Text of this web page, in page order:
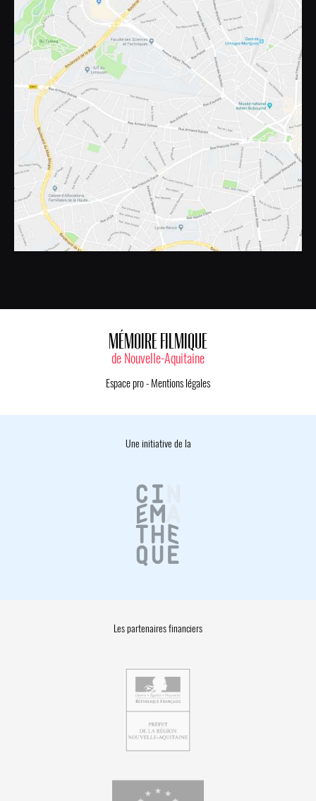
MÉMOIRE FILMIQUE
de Nouvelle-Aquitaine
Espace pro- Mentions légales
Une initiative de la
Les partenaires financiers